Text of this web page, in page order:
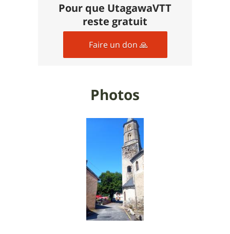
Pour que UtagawaVTT
reste gratuit
Faire un don 🙏
Photos